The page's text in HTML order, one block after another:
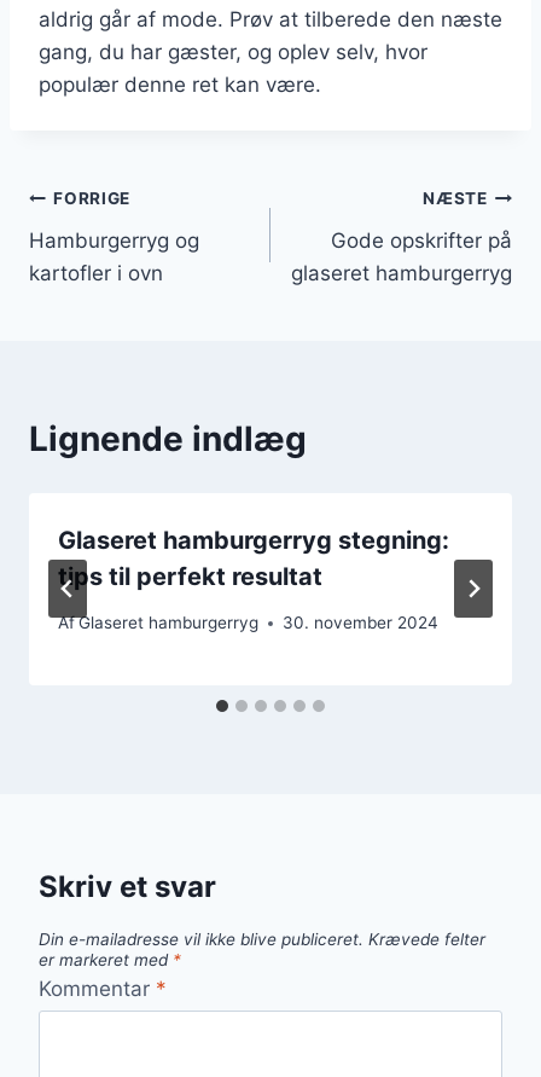
aldrig går af mode. Prøv at tilberede den næste
gang, du har gæster, og oplev selv, hvor
populær denne ret kan være.
Indlægsnavigation
FORRIGE
Hamburgerryg og
kartofler i ovn
NÆSTE
Gode opskrifter på
glaseret hamburgerryg
Lignende indlæg
Glaseret hamburgerryg stegning:
tips til perfekt resultat
AfGlaseret hamburgerryg 30. november 2024
Skriv et svar
Din e-mailadresse vil ikke blive publiceret. Krævede felter
er markeret med *
Kommentar *